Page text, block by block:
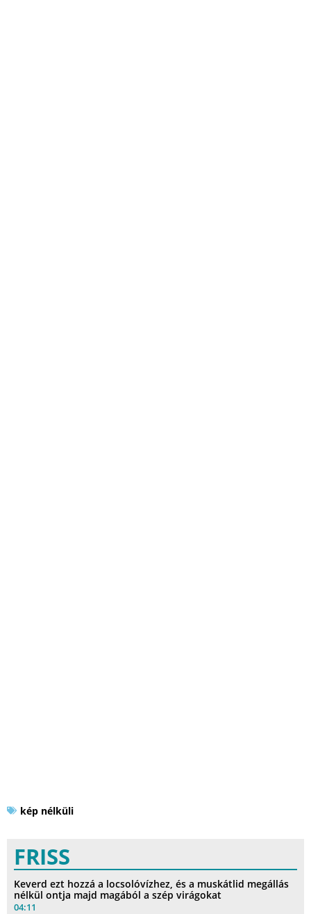
kép nélküli
FRISS
Keverd ezt hozzá a locsolóvízhez, és a muskátlid megállás
nélkül ontja majd magából a szép virágokat
04:11